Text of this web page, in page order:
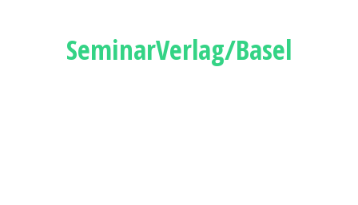
SeminarVerlag/Basel